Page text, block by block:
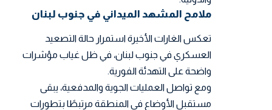
ملامح المشهد الميداني في جنوب لبنان
تعكس الغارات الأخيرة استمرار حالة التصعيد
العسكري في جنوب لبنان، في ظل غياب مؤشرات
واضحة على التهدئة الفورية.
ومع تواصل العمليات الجوية والمدفعية، يبقى
مستقبل الأوضاع في المنطقة مرتبطًا بتطورات